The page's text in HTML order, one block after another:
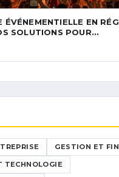
ÉVÉNEMENTIELLE EN
SOLUTIONS POUR…
GESTION ET
TECHNOLOGIE